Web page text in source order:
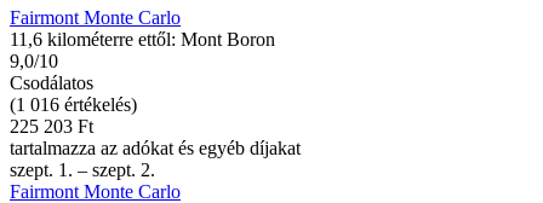
Fairmont Monte Carlo
11,6 kilométerre ettől: Mont Boron
9,0/10
Csodálatos
(1 016 értékelés)
225 203 Ft
tartalmazza az adókat és egyéb díjakat
szept. 1. – szept. 2.
Fairmont Monte Carlo